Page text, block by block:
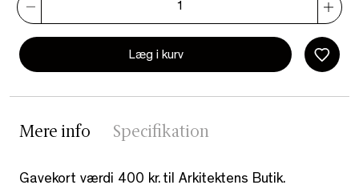
Læg i kurv
Mere info Specifikation
Gavekort værdi 400 kr. til Arkitektens Butik.